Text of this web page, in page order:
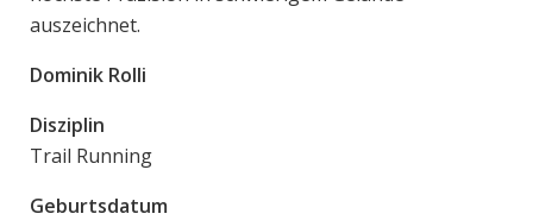
auszeichnet.
Dominik Rolli
Disziplin
Trail Running
Geburtsdatum